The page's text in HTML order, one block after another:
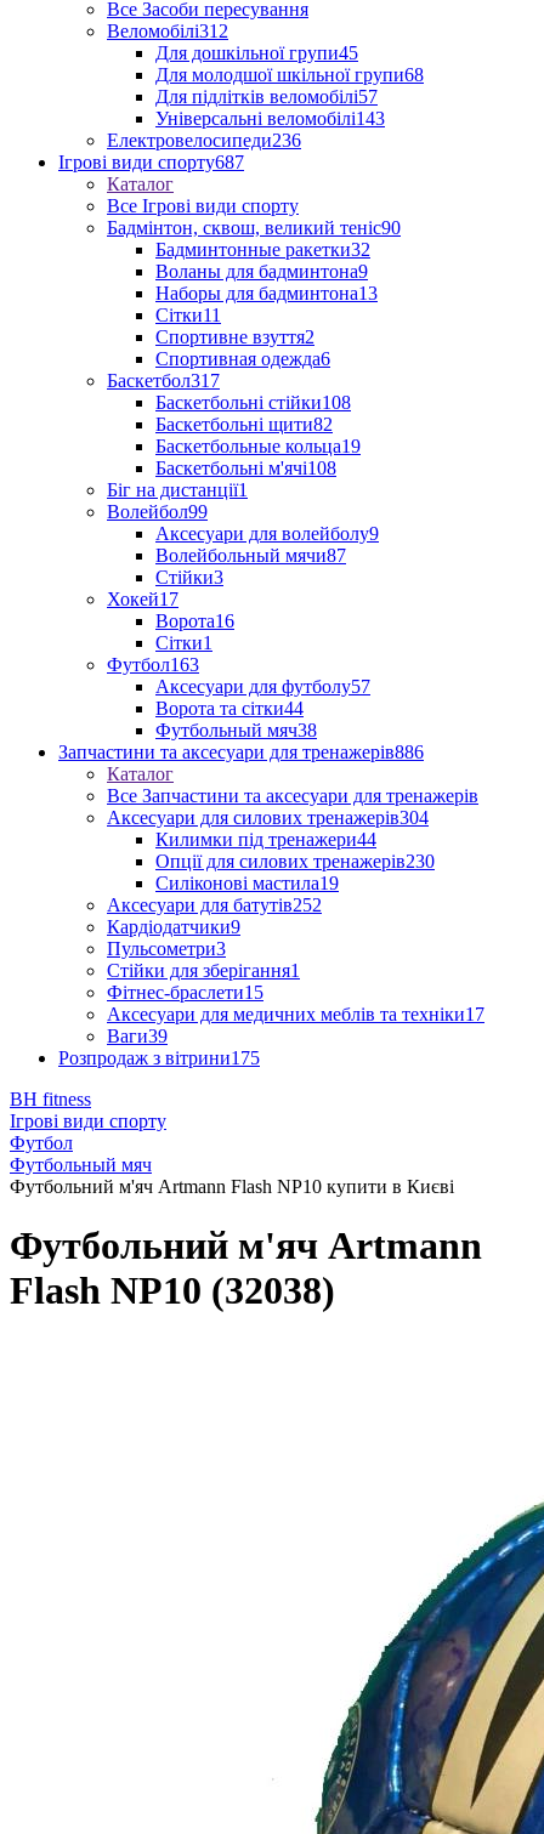
Все Засоби пересування
Веломобілі312
Для дошкільної групи45
Для молодшої шкільної групи68
Для підлітків веломобілі57
Універсальні веломобілі143
Електровелосипеди236
Ігрові види спорту687
Каталог
Все Ігрові види спорту
Бадмінтон, сквош, великий теніс90
Бадминтонные ракетки32
Воланы для бадминтона9
Наборы для бадминтона13
Сітки11
Спортивне взуття2
Спортивная одежда6
Баскетбол317
Баскетбольні стійки108
Баскетбольні щити82
Баскетбольные кольца19
Баскетбольні м'ячі108
Біг на дистанції1
Волейбол99
Аксесуари для волейболу9
Волейбольный мячи87
Стійки3
Хокей17
Ворота16
Сітки1
Футбол163
Аксесуари для футболу57
Ворота та сітки44
Футбольный мяч38
Запчастини та аксесуари для тренажерів886
Каталог
Все Запчастини та аксесуари для тренажерів
Аксесуари для силових тренажерів304
Килимки під тренажери44
Опції для силових тренажерів230
Силіконові мастила19
Аксесуари для батутів252
Кардіодатчики9
Пульсометри3
Стійки для зберігання1
Фітнес-браслети15
Аксесуари для медичних меблів та техніки17
Ваги39
Розпродаж з вітрини175
BH fitness
Ігрові види спорту
Футбол
Футбольный мяч
Футбольний м'яч Artmann Flash NP10 купити в Києві
Футбольний м'яч Artmann
Flash NP10 (32038)